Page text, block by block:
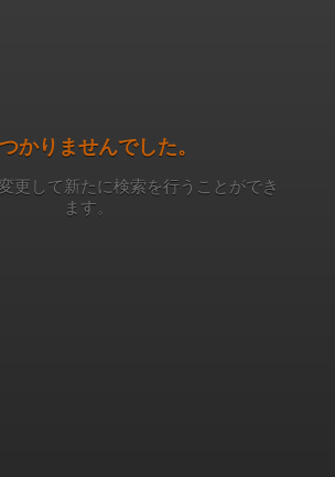
かりませんでした。
更して新たに検索を行うことができ
ます。